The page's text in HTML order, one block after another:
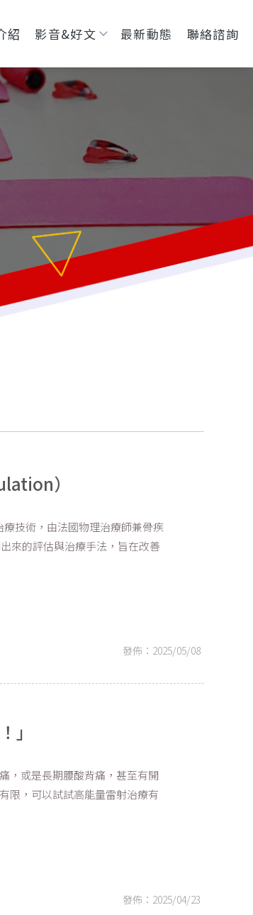
紹 影音&好文 最新動態 聯絡諮詢
）
發佈：2025/05/08
技術，由法國物理治療師兼骨疾
來的評估與治療手法，旨在改善
」
發佈：2025/04/23
，或是長期腰酸背痛，甚至有開
限，可以試試高能量雷射治療有